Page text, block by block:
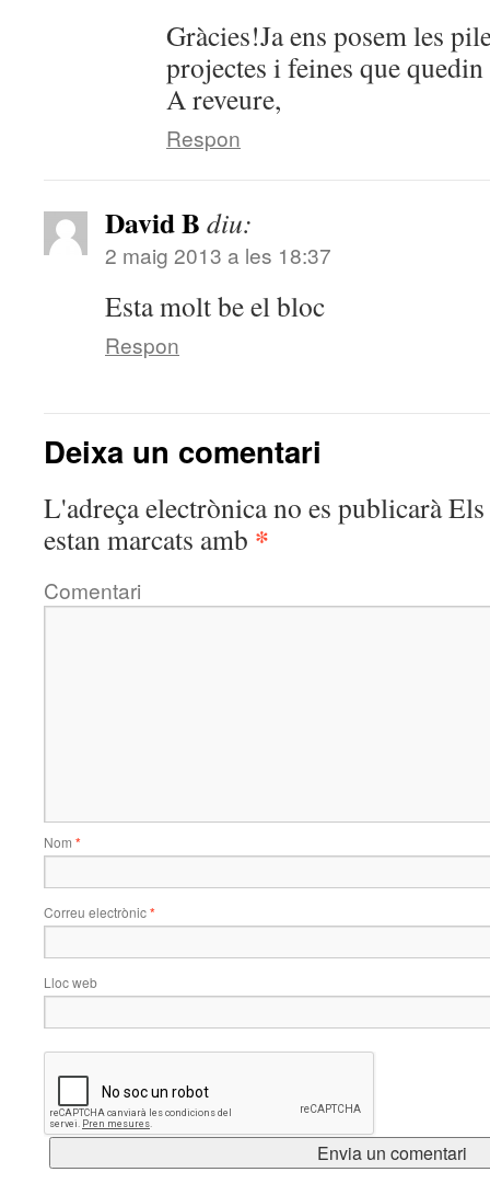
Gràcies!Ja ens posem les
projectes i feines que
A reveure,
Respon
David B diu:
2 maig 2013 a les 18:37
Esta molt be el bloc
Respon
Deixa un comentari
L'adreça electrònica no es publicaràEls
estan marcats amb *
Comentari
Nom *
Correu electrònic*
Lloc web